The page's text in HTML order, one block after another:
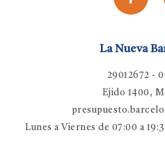
La Nueva
29012672 -
Ejido 1400,
Lunes a Viernes de 07:00 a